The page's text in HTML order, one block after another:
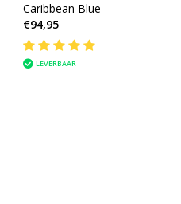
Caribbean Blue
€94,95
LEVERBAAR